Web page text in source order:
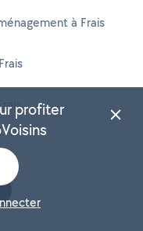
à Frais
profiter